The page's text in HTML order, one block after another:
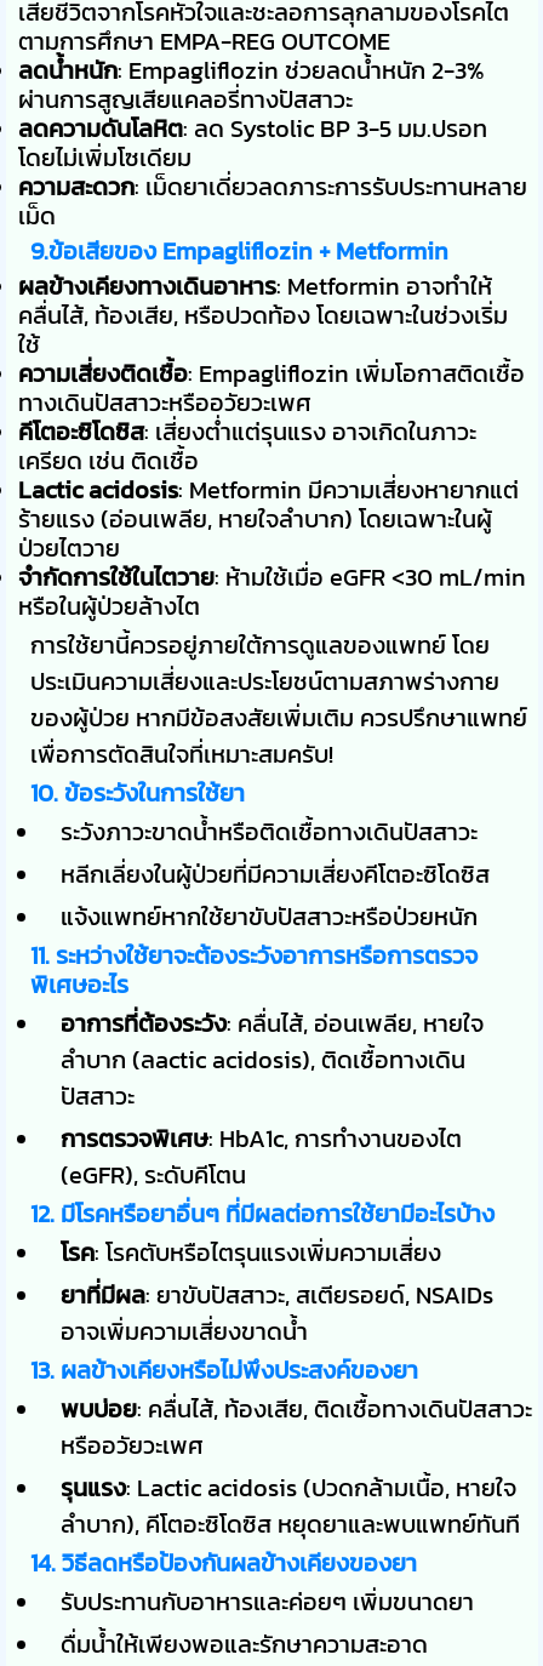
เสียชีวิตจากโรคหัวใจและชะลอการลุกลามของโรคไต
ตามการศึกษา EMPA-REG OUTCOME
ลดน้ำหนัก: Empagliflozin ช่วยลดน้ำหนัก 2-3%
ผ่านการสูญเสียแคลอรี่ทางปัสสาวะ
ลดความดันโลหิต: ลด Systolic BP 3-5 มม.ปรอท
โดยไม่เพิ่มโซเดียม
ความสะดวก: เม็ดยาเดี่ยวลดภาระการรับประทานหลาย
เม็ด
9.ข้อเสียของ Empagliflozin + Metformin
ผลข้างเคียงทางเดินอาหาร: Metformin อาจทำให้
คลื่นไส้, ท้องเสีย, หรือปวดท้อง โดยเฉพาะในช่วงเริ่ม
ใช้
ความเสี่ยงติดเชื้อ: Empagliflozin เพิ่มโอกาสติดเชื้อ
ทางเดินปัสสาวะหรืออวัยวะเพศ
คีโตอะซิโดซิส: เสี่ยงต่ำแต่รุนแรง อาจเกิดในภาวะ
เครียด เช่น ติดเชื้อ
Lactic acidosis: Metformin มีความเสี่ยงหายากแต่
ร้ายแรง (อ่อนเพลีย, หายใจลำบาก) โดยเฉพาะในผู้
ป่วยไตวาย
จำกัดการใช้ในไตวาย: ห้ามใช้เมื่อ eGFR <30 mL/min
หรือในผู้ป่วยล้างไต
การใช้ยานี้ควรอยู่ภายใต้การดูแลของแพทย์ โดย
ประเมินความเสี่ยงและประโยชน์ตามสภาพร่างกาย
ของผู้ป่วย หากมีข้อสงสัยเพิ่มเติม ควรปรึกษาแพทย์
เพื่อการตัดสินใจที่เหมาะสมครับ!
10. ข้อระวังในการใช้ยา
ระวังภาวะขาดน้ำหรือติดเชื้อทางเดินปัสสาวะ
หลีกเลี่ยงในผู้ป่วยที่มีความเสี่ยงคีโตอะซิโดซิส
แจ้งแพทย์หากใช้ยาขับปัสสาวะหรือป่วยหนัก
11. ระหว่างใช้ยาจะต้องระวังอาการหรือการตรวจ
พิเศษอะไร
อาการที่ต้องระวัง: คลื่นไส้, อ่อนเพลีย, หายใจ
ลำบาก (ลactic acidosis), ติดเชื้อทางเดิน
ปัสสาวะ
การตรวจพิเศษ: HbA1c, การทำงานของไต
(eGFR), ระดับคีโตน
12. มีโรคหรือยาอื่นๆ ที่มีผลต่อการใช้ยามีอะไรบ้าง
โรค: โรคตับหรือไตรุนแรงเพิ่มความเสี่ยง
ยาที่มีผล: ยาขับปัสสาวะ, สเตียรอยด์, NSAIDs
อาจเพิ่มความเสี่ยงขาดน้ำ
13. ผลข้างเคียงหรือไม่พึงประสงค์ของยา
พบบ่อย: คลื่นไส้, ท้องเสีย, ติดเชื้อทางเดินปัสสาวะ
หรืออวัยวะเพศ
รุนแรง: Lactic acidosis (ปวดกล้ามเนื้อ, หายใจ
ลำบาก), คีโตอะซิโดซิส หยุดยาและพบแพทย์ทันที
14. วิธีลดหรือป้องกันผลข้างเคียงของยา
รับประทานกับอาหารและค่อยๆ เพิ่มขนาดยา
ดื่มน้ำให้เพียงพอและรักษาความสะอาด